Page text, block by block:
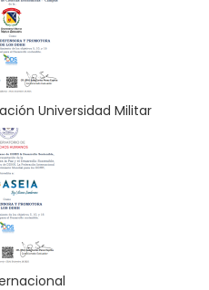
Universidad Militar